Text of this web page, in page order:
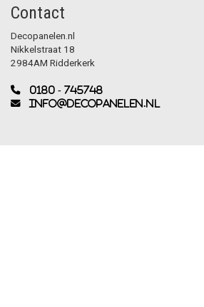
Contact
Decopanelen.nl
Nikkelstraat 18
2984AM Ridderkerk
0180 - 745748
info@decopanelen.nl